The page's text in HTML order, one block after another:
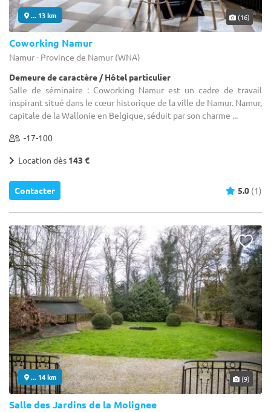
... 13 km (16)
Coworking Namur
Namur - Province de Namur (WNA)
Demeure de caractère / Hôtel particulier
Salle de séminaire : Coworking Namur est un cadre de travail
inspirant situé dans le cœur historique de la ville de Namur. Namur,
capitale de la Wallonie en Belgique, séduit par son charme ...
-17-100
Location dès 143 €
Contacter 5.0 (1)
... 14 km (9)
Salle des Jardins de la Molignee